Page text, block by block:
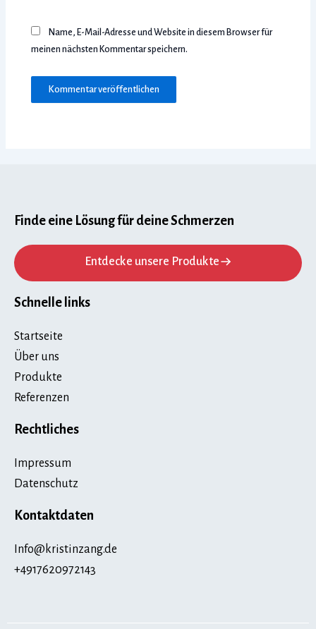
Name, E-Mail-Adresse und Website in diesem Browser für
meinen nächsten Kommentar speichern.
Finde eine Lösung für deine Schmerzen
Entdecke unsere Produkte
Schnelle links
Startseite
Über uns
Produkte
Referenzen
Rechtliches
Impressum
Datenschutz
Kontaktdaten
Info@kristinzang.de
+4917620972143